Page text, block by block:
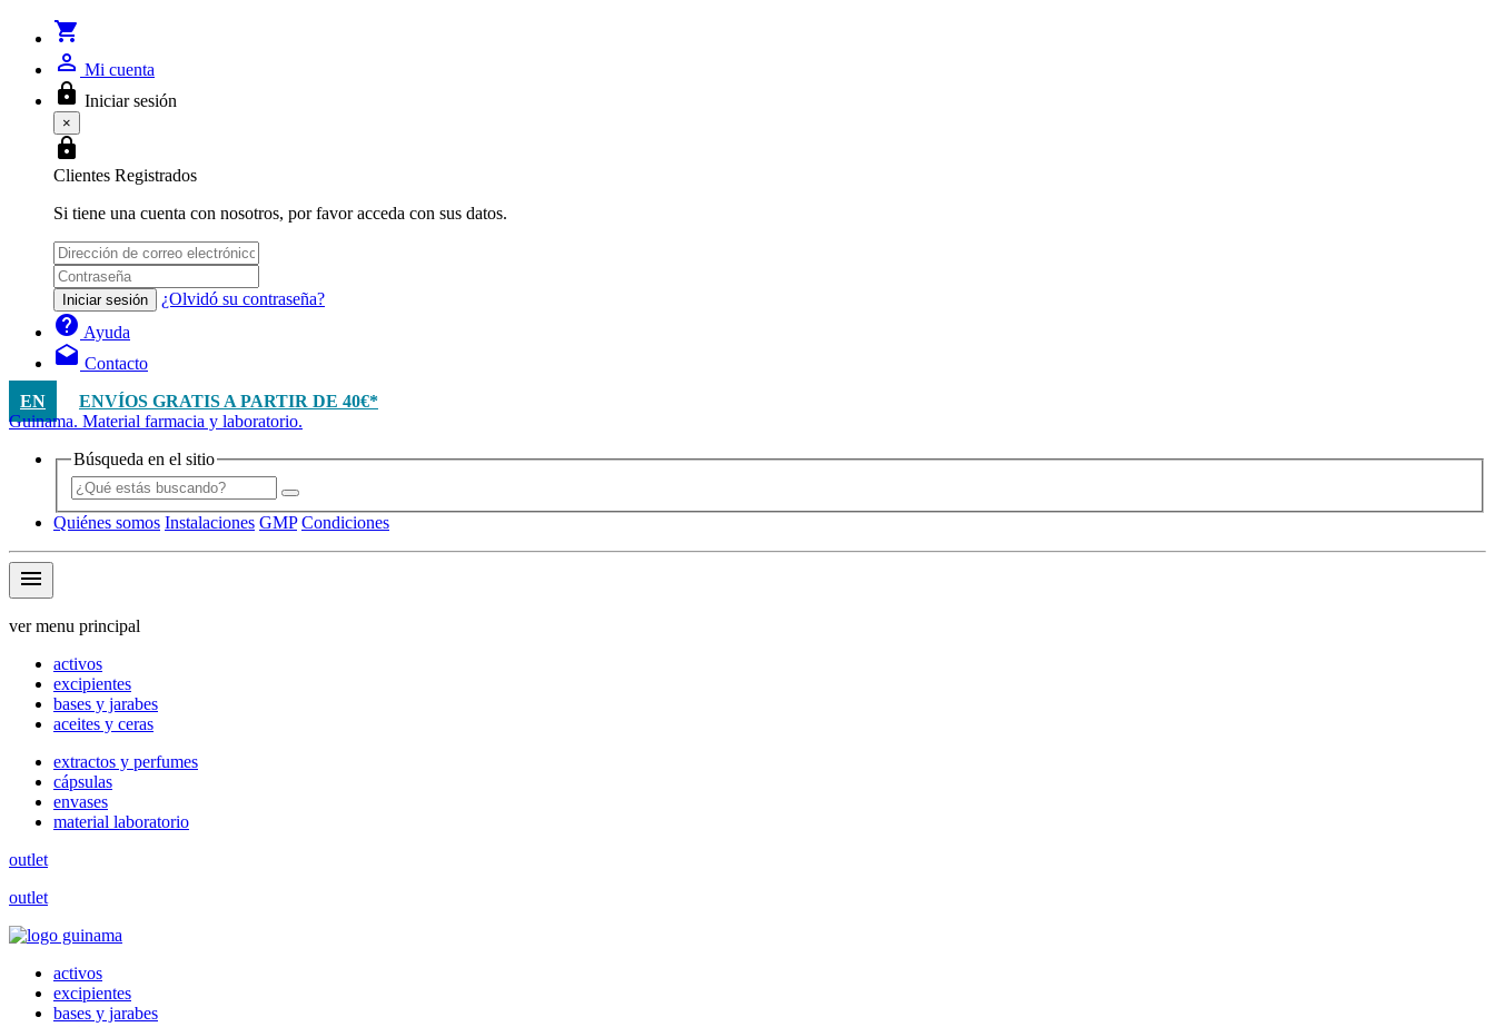
shopping_cart
person_outline Mi cuenta
lock Iniciar sesión
×
lock
Clientes Registrados
Si tiene una cuenta con nosotros, por favor acceda con sus datos.
Iniciar sesión ¿Olvidó su contraseña?
help Ayuda
drafts Contacto
EN
ENVÍOS GRATIS A PARTIR DE 40€*
Guinama. Material farmacia y laboratorio.
Búsqueda en el sitio
Quiénes somos Instalaciones GMP Condiciones
menu
ver menu principal
activos
excipientes
bases y jarabes
aceites y ceras
extractos y perfumes
cápsulas
envases
material laboratorio
outlet
outlet
activos
excipientes
bases y jarabes